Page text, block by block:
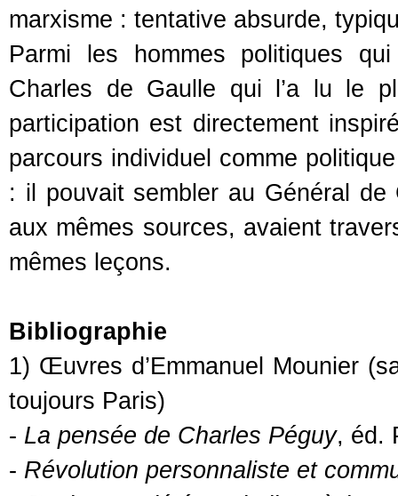
marxisme : tentative absurde,
Parmi les hommes politiques
Charles de Gaulle qui l’a lu le
participation est directement
parcours individuel comme
: il pouvait sembler au Général de
aux mêmes sources, avaient
mêmes leçons.
Bibliographie
1) Œuvres d’Emmanuel Mounier
toujours Paris)
- La pensée de Charles Péguy, éd.
- Révolution personnaliste et